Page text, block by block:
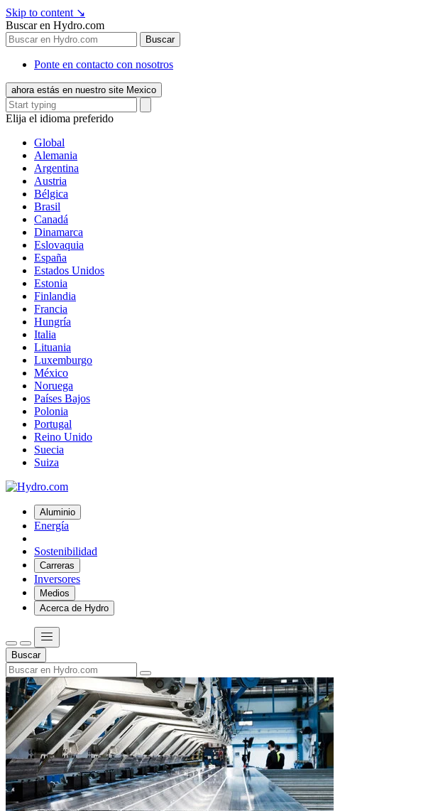
Skip to content ↘
Buscar en Hydro.com
Buscar
Ponte en contacto con nosotros
ahora estás en nuestro site Mexico
Elija el idioma preferido
Global
Alemania
Argentina
Austria
Bélgica
Brasil
Canadá
Dinamarca
Eslovaquia
España
Estados Unidos
Estonia
Finlandia
Francia
Hungría
Italia
Lituania
Luxemburgo
México
Noruega
Países Bajos
Polonia
Portugal
Reino Unido
Suecia
Suiza
Aluminio
Energía
Sostenibilidad
Carreras
Inversores
Medios
Acerca de Hydro
Buscar